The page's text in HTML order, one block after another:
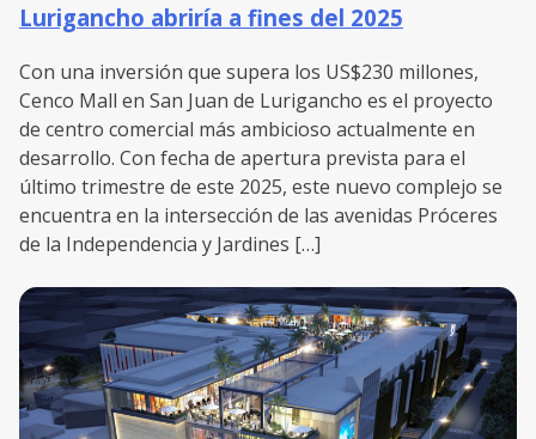
Lurigancho abriría a fines del 2025
Con una inversión que supera los US$230 millones,
Cenco Mall en San Juan de Lurigancho es el proyecto
de centro comercial más ambicioso actualmente en
desarrollo. Con fecha de apertura prevista para el
último trimestre de este 2025, este nuevo complejo se
encuentra en la intersección de las avenidas Próceres
de la Independencia y Jardines […]